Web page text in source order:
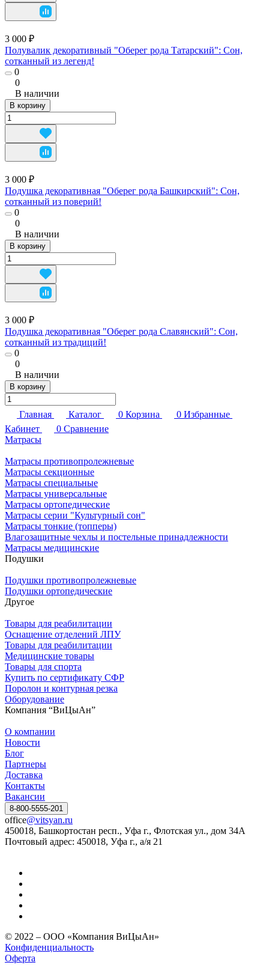
3 000 ₽
Полувалик декоративный "Оберег рода Татарский": Сон,
сотканный из легенд!
0
0
В наличии
В корзину
3 000 ₽
Подушка декоративная "Оберег рода Башкирский": Сон,
сотканный из поверий!
0
0
В наличии
В корзину
3 000 ₽
Подушка декоративная "Оберег рода Славянский": Сон,
сотканный из традиций!
0
0
В наличии
В корзину
Главная Каталог 0 Корзина 0 Избранные
Кабинет
0 Сравнение
Матрасы
Матрасы противопролежневые
Матрасы секционные
Матрасы специальные
Матрасы универсальные
Матрасы ортопедические
Матрасы серии "Культурный сон"
Матрасы тонкие (топперы)
Влагозащитные чехлы и постельные принадлежности
Матрасы медицинские
Подушки
Подушки противопролежневые
Подушки ортопедические
Другое
Товары для реабилитации
Оснащение отделений ЛПУ
Товары для реабилитации
Медицинские товары
Товары для спорта
Купить по сертификату СФР
Поролон и контурная резка
Оборудование
Компания “ВиЦыАн”
О компании
Новости
Блог
Партнеры
Доставка
Контакты
Вакансии
8-800-5555-201
office@vitsyan.ru
450018, Башкортостан респ., Уфа г., Флотская ул., дом 34А
Почтовый адрес: 450018, Уфа г., а/я 21
© 2022 – ООО «Компания ВиЦыАн»
Конфиденциальность
Оферта